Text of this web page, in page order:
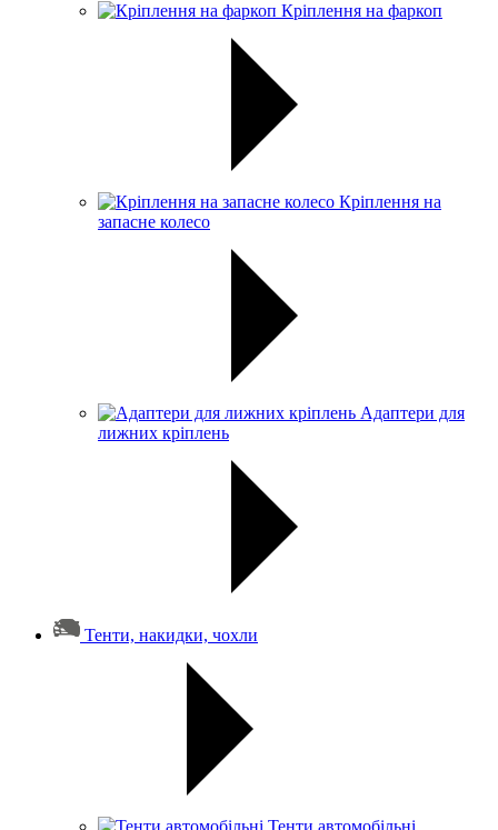
Кріплення на фаркоп
Кріплення на
запасне колесо
Адаптери для
лижних кріплень
Тенти, накидки, чохли
Тенти автомобільні